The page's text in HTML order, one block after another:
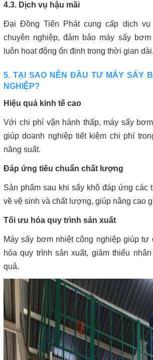
4.3. Dịch vụ hậu mãi
Đại Đồng Tiến Phát cung cấp dịch
chuyên nghiệp, đảm bảo máy sấy
luôn hoạt động ổn định trong thời gian dài.
5. TẠI SAO NÊN ĐẦU TƯ MÁY SẤY
NGHIỆP?
Hiệu quả kinh tế cao
Với chi phí vận hành thấp, máy sấy
giúp doanh nghiệp tiết kiệm chi phí
năng suất.
Đáp ứng tiêu chuẩn chất lượng
Sản phẩm sau khi sấy khô đáp ứng các
về vệ sinh và chất lượng, giúp nâng cao
Tối ưu hóa quy trình sản xuất
Máy sấy bơm nhiệt công nghiệp giúp tự
hóa quy trình sản xuất, giảm thiểu
quả.